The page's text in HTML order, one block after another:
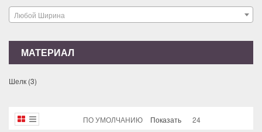
Любой Ширина
МАТЕРИАЛ
Шелк (3)
ПО УМОЛЧАНИЮ Показать 24